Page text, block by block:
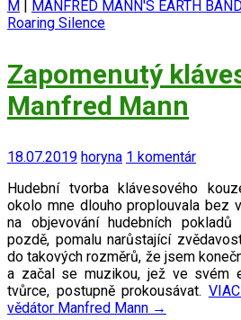
M MANFRED MANN'S EARTH
Roaring Silence
Zapomenutý
Manfred Mann
18.07.2019 horyna 1 komentár
Hudební tvorba klávesového
okolo mne dlouho proplouvala bez
na objevování hudebních
pozdě, pomalu narůstající
do takových rozměrů, že jsem
a začal se muzikou, jež ve svém
tvůrce, postupně prokousávat. VIAC
vědátor Manfred Mann →